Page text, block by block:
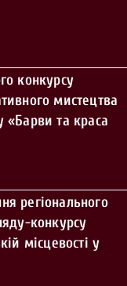
конкурсу
мистецтва
«Барви та краса
регіонального
конкурсу
місцевості у